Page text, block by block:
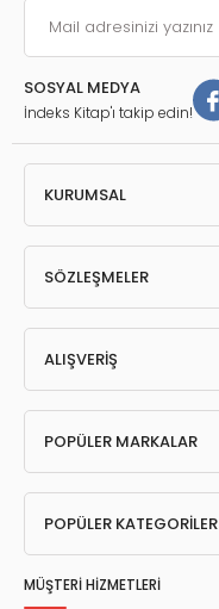
SOSYAL MEDYA
İndeks Kitap'ı takip edin!
KURUMSAL
SÖZLEŞMELER
ALIŞVERİŞ
POPÜLER MARKALAR
POPÜLER KATEGORİLER
MÜŞTERİ HİZMETLERİ